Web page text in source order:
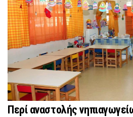
Περί αναστολής